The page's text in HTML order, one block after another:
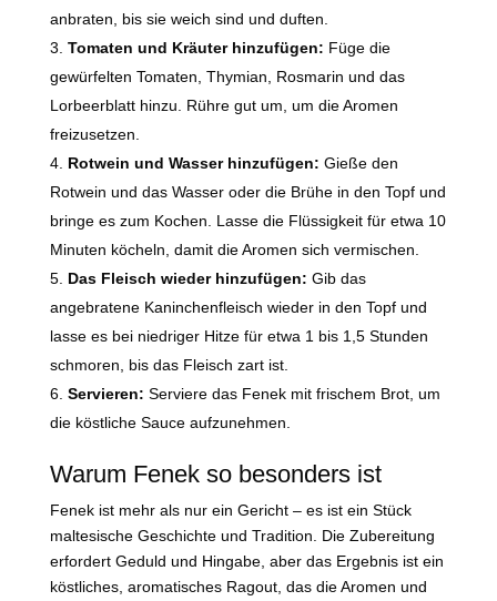
anbraten, bis sie weich sind und duften.
Tomaten und Kräuter hinzufügen: Füge die
gewürfelten Tomaten, Thymian, Rosmarin und das
Lorbeerblatt hinzu. Rühre gut um, um die Aromen
freizusetzen.
Rotwein und Wasser hinzufügen: Gieße den
Rotwein und das Wasser oder die Brühe in den Topf und
bringe es zum Kochen. Lasse die Flüssigkeit für etwa 10
Minuten köcheln, damit die Aromen sich vermischen.
Das Fleisch wieder hinzufügen: Gib das
angebratene Kaninchenfleisch wieder in den Topf und
lasse es bei niedriger Hitze für etwa 1 bis 1,5 Stunden
schmoren, bis das Fleisch zart ist.
Servieren: Serviere das Fenek mit frischem Brot, um
die köstliche Sauce aufzunehmen.
Warum Fenek so besonders ist
Fenek ist mehr als nur ein Gericht – es ist ein Stück
maltesische Geschichte und Tradition. Die Zubereitung
erfordert Geduld und Hingabe, aber das Ergebnis ist ein
köstliches, aromatisches Ragout, das die Aromen und